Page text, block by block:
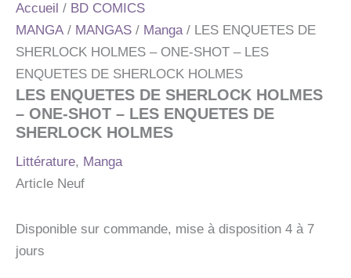
Accueil / BD COMICS
MANGA / MANGAS / Manga/ LES ENQUETES DE
SHERLOCK HOLMES – ONE-SHOT – LES
ENQUETES DE SHERLOCK HOLMES
LES ENQUETES DE SHERLOCK HOLMES
– ONE-SHOT – LES ENQUETES DE
SHERLOCK HOLMES
Littérature, Manga
Article Neuf
Disponible sur commande, mise à disposition 4 à 7
jours